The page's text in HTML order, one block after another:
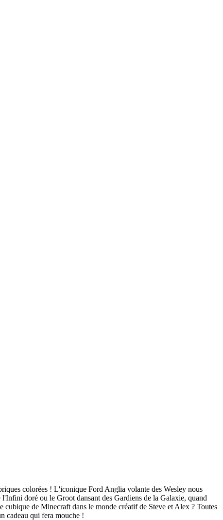
colorées ! L'iconique Ford Anglia volante des Wesley nous
doré ou le Groot dansant des Gardiens de la Galaxie, quand
cubique de Minecraft dans le monde créatif de Steve et Alex ? Toutes
cadeau qui fera mouche !